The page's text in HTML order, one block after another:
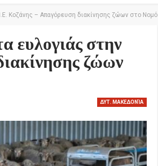
Κοζάνης – Απαγόρευση διακίνησης ζώων στο Νομό
ευλογιάς στην
ζώων
ΔΥΤ. ΜΑΚΕΔΟΝΊΑ